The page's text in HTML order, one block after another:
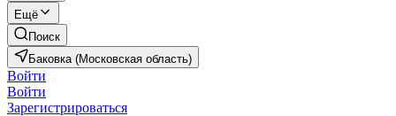
Ещё
Поиск
Баковка (Московская область)
Войти
Войти
Зарегистрироваться